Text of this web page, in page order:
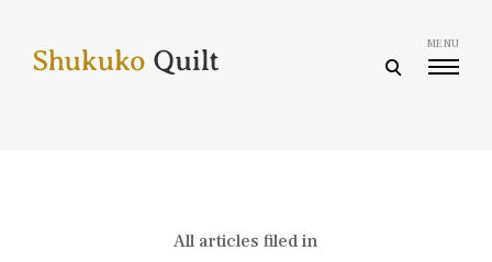
content
open
MENU
All articles filed in